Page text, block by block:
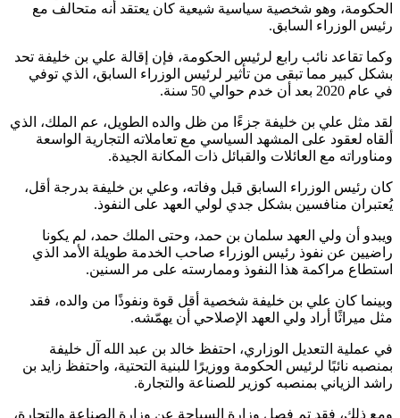
الحكومة، وهو شخصية سياسية شيعية كان يعتقد أنه متحالف مع
رئيس الوزراء السابق.
وكما تقاعد نائب رابع لرئيس الحكومة، فإن إقالة علي بن خليفة تحد
بشكل كبير مما تبقى من تأثير لرئيس الوزراء السابق، الذي توفي
في عام 2020 بعد أن خدم حوالي 50 سنة.
لقد مثل علي بن خليفة جزءًا من ظل والده الطويل، عم الملك، الذي
ألقاه لعقود على المشهد السياسي مع تعاملاته التجارية الواسعة
ومناوراته مع العائلات والقبائل ذات المكانة الجيدة.
كان رئيس الوزراء السابق قبل وفاته، وعلي بن خليفة بدرجة أقل،
يُعتبران منافسين بشكل جدي لولي العهد على النفوذ.
ويبدو أن ولي العهد سلمان بن حمد، وحتى الملك حمد، لم يكونا
راضيين عن نفوذ رئيس الوزراء صاحب الخدمة طويلة الأمد الذي
استطاع مراكمة هذا النفوذ وممارسته على مر السنين.
وبينما كان علي بن خليفة شخصية أقل قوة ونفوذًا من والده، فقد
مثل ميراثًا أراد ولي العهد الإصلاحي أن يهمّشه.
في عملية التعديل الوزاري، احتفظ خالد بن عبد الله آل خليفة
بمنصبه نائبًا لرئيس الحكومة ووزيرًا للبنية التحتية، واحتفظ زايد بن
راشد الزياني بمنصبه كوزير للصناعة والتجارة.
ومع ذلك، فقد تم فصل وزارة السياحة عن وزارة الصناعة والتجارة،